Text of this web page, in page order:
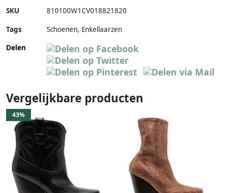
SKU 810100W1CV018821820
Tags
Schoenen, Enkellaarzen
Delen
Vergelijkbare producten
43%